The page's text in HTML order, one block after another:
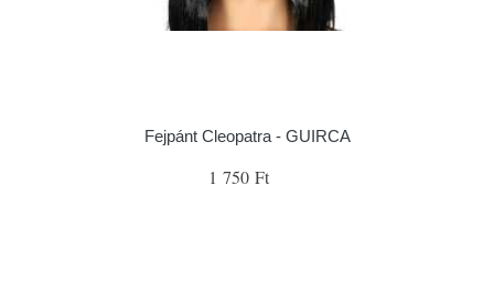
Fejpánt Cleopatra - GUIRCA
1 750 Ft